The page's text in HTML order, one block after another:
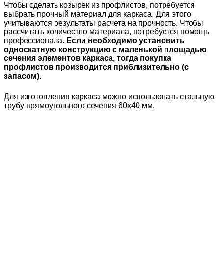
Чтобы сделать козырек из профлистов, потребуется
выбрать прочный материал для каркаса. Для этого
учитываются результаты расчета на прочность. Чтобы
рассчитать количество материала, потребуется помощь
профессионала. Если необходимо установить
односкатную конструкцию с маленькой площадью
сечения элементов каркаса, тогда покупка
профлистов производится приблизительно (с
запасом).
Для изготовления каркаса можно использовать стальную
трубу прямоугольного сечения 60х40 мм.